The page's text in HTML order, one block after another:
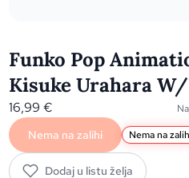
Funko Pop
Kisuke Urahara
16,99€
Nema na zalihi Nema na
Dodaj u listu želja